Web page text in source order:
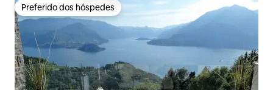
Preferido dos hóspedes
Preferido dos hóspedes